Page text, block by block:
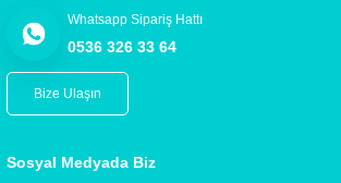
Whatsapp Sipariş Hattı
0536 326 33 64
Bize Ulaşın
Sosyal Medyada Biz